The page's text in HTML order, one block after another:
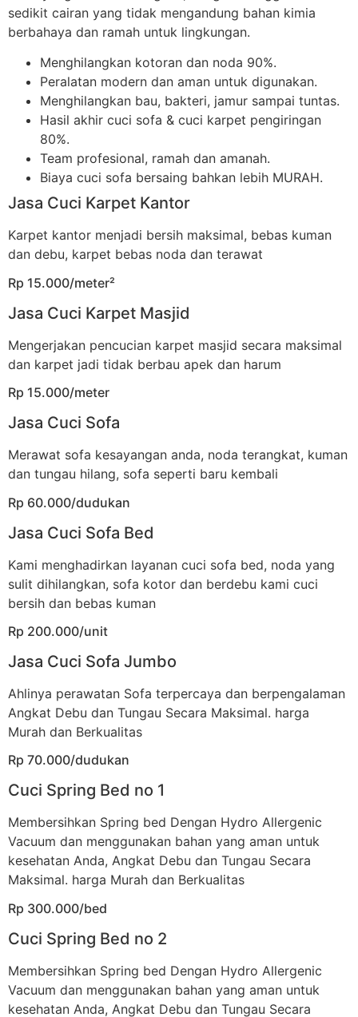
sedikit cairan yang tidak mengandung bahan kimia
berbahaya dan ramah untuk lingkungan.
Menghilangkan kotoran dan noda 90%.
Peralatan modern dan aman untuk digunakan.
Menghilangkan bau, bakteri, jamur sampai tuntas.
Hasil akhir cuci sofa & cuci karpet pengiringan
80%.
Team profesional, ramah dan amanah.
Biaya cuci sofa bersaing bahkan lebih MURAH.
Jasa Cuci Karpet Kantor
Karpet kantor menjadi bersih maksimal, bebas kuman
dan debu, karpet bebas noda dan terawat
Rp 15.000/meter²
Jasa Cuci Karpet Masjid
Mengerjakan pencucian karpet masjid secara maksimal
dan karpet jadi tidak berbau apek dan harum
Rp 15.000/meter
Jasa Cuci Sofa
Merawat sofa kesayangan anda, noda terangkat, kuman
dan tungau hilang, sofa seperti baru kembali
Rp 60.000/dudukan
Jasa Cuci Sofa Bed
Kami menghadirkan layanan cuci sofa bed, noda yang
sulit dihilangkan, sofa kotor dan berdebu kami cuci
bersih dan bebas kuman
Rp 200.000/unit
Jasa Cuci Sofa Jumbo
Ahlinya perawatan Sofa terpercaya dan berpengalaman
Angkat Debu dan Tungau Secara Maksimal. harga
Murah dan Berkualitas
Rp 70.000/dudukan
Cuci Spring Bed no 1
Membersihkan Spring bed Dengan Hydro Allergenic
Vacuum dan menggunakan bahan yang aman untuk
kesehatan Anda, Angkat Debu dan Tungau Secara
Maksimal. harga Murah dan Berkualitas
Rp 300.000/bed
Cuci Spring Bed no 2
Membersihkan Spring bed Dengan Hydro Allergenic
Vacuum dan menggunakan bahan yang aman untuk
kesehatan Anda, Angkat Debu dan Tungau Secara